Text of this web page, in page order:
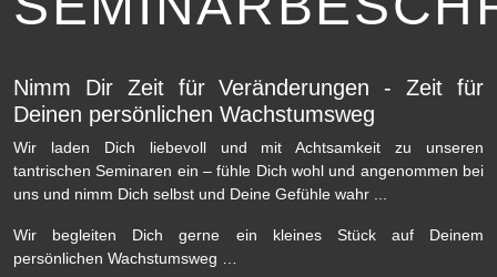
Nimm Dir Zeit für Veränderungen - Zeit für
Deinen persönlichen Wachstumsweg
Wir laden Dich liebevoll und mit Achtsamkeit zu unseren
tantrischen Seminaren ein – fühle Dich wohl und angenommen bei
uns und nimm Dich selbst und Deine Gefühle wahr ...
Wir begleiten Dich gerne ein kleines Stück auf Deinem
persönlichen Wachstumsweg …